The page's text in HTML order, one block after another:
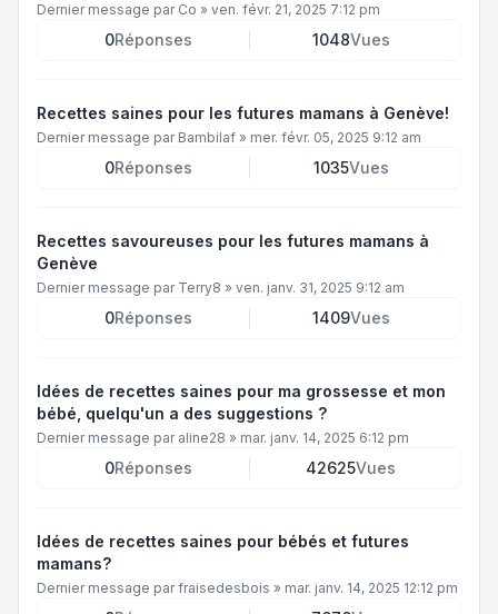
Dernier message par Co » ven. févr. 21, 2025 7:12 pm
0Réponses 1048Vues
Recettes saines pour les futures mamans à Genève!
Dernier message par Bambilaf » mer. févr. 05, 2025 9:12 am
0Réponses 1035Vues
Recettes savoureuses pour les futures mamans à
Genève
Dernier message par Terry8 » ven. janv. 31, 2025 9:12 am
0Réponses 1409Vues
Idées de recettes saines pour ma grossesse et mon
bébé, quelqu'un a des suggestions ?
Dernier message par aline28 » mar. janv. 14, 2025 6:12 pm
0Réponses 42625Vues
Idées de recettes saines pour bébés et futures
mamans?
Dernier message parfraisedesbois » mar. janv. 14, 2025 12:12 pm